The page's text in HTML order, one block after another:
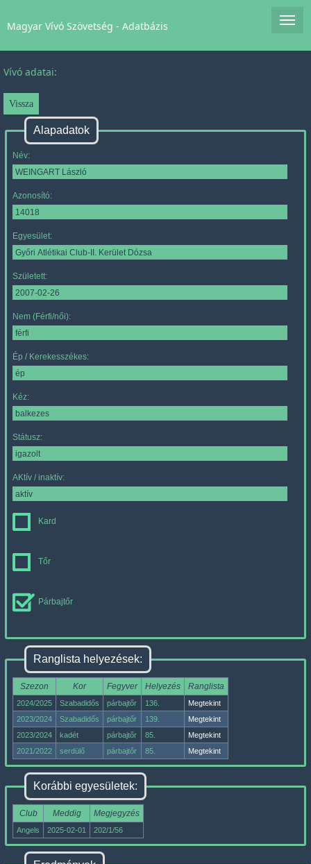
Magyar Vívó Szövetség - Adatbázis
Vívó adatai:
Alapadatok
Név:
Azonosító:
Egyesület:
Született:
Nem (Férfi/női):
Ép / Kerekesszékes:
Kéz:
Státusz:
AKtív / inaktív:
Kard
Tőr
Párbajtőr
Ranglista helyezések:
Szezon Kor Fegyver Helyezés Ranglista
2024/2025 Szabadidős párbajtőr 136.
Megtekint
2023/2024
Szabadidős párbajtőr 139.
Megtekint
2023/2024
kadét párbajtőr 85.
Megtekint
2021/2022
serdülő párbajtőr 85. Megtekint
Korábbi egyesületek:
Club Meddig Megjegyzés
Angels 2025-02-01 202/1/56